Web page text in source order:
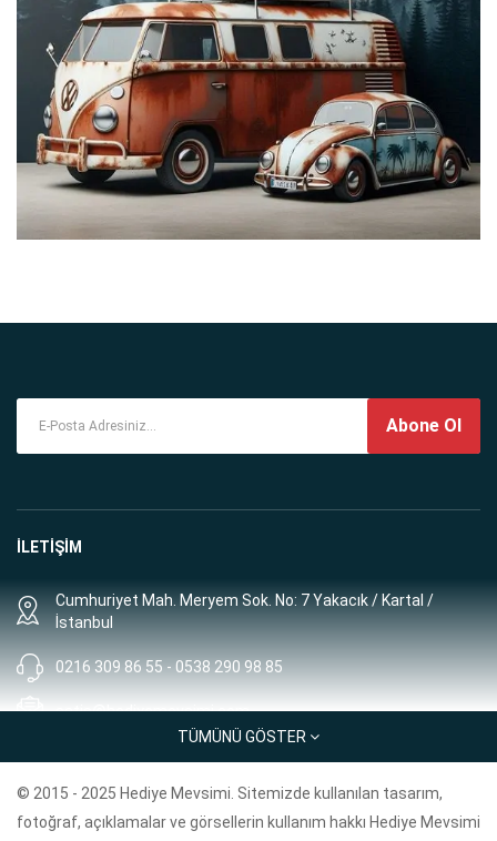
Abone Ol
İLETİŞİM
Cumhuriyet Mah. Meryem Sok. No: 7 Yakacık / Kartal /
İstanbul
0216 309 86 55 - 0538 290 98 85
satis@hediyemevsimi.com
BİLGİLER
TÜMÜNÜ GÖSTER
© 2015 - 2025 Hediye Mevsimi. Sitemizde kullanılan tasarım,
fotoğraf, açıklamalar ve görsellerin kullanım hakkı Hediye Mevsimi